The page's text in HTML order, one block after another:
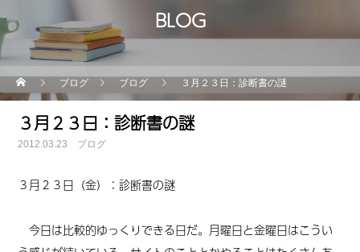
BLOG
ブログ ブログ ３月２３日：診断書の謎
３月２３日：診断書の謎
2012.03.23 ブログ
３月２３日（金） ：診断書の謎
今日は比較的ゆっくりできる日だ。月曜日と金曜日はこうい